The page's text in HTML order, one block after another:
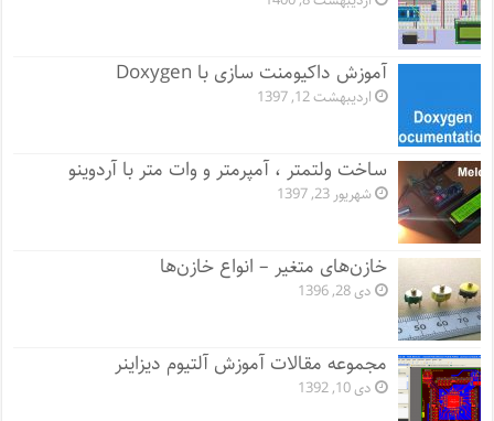
آموزش داکیومنت سازی با Doxygen
اردیبهشت 12, 1397
ساخت ولتمتر ، آمپرمتر و وات متر با آردوینو
شهریور 23, 1397
خازن‌های متغیر – انواع خازن‌ها
دی 28, 1396
مجموعه مقالات آموزش آلتیوم دیزاینر
دی 10, 1392